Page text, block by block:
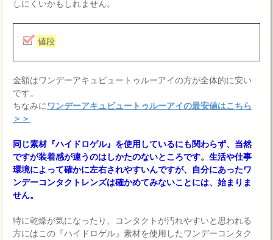
しにくいかもしれません。
値段
金額はワンデーアキュビュートゥルーアイの方が全体的に安い
です。
ちなみに ワンデーアキュビュートゥルーアイの最安値はこちら
＞＞
同じ素材『ハイドロゲル』を使用しているにも関わらず、当然
ですが装着感が違うのはしかたのないところです。生活や仕事
環境によって確かに左右されやすいんですが、自分にあったワ
ンデーコンタクトレンズは確かめてみないことには、始まりま
せん。
特に乾燥が気になったり、コンタクトが汚れやすいと思われる
方にはこの『ハイドロゲル』素材を使用したワンデーコンタク